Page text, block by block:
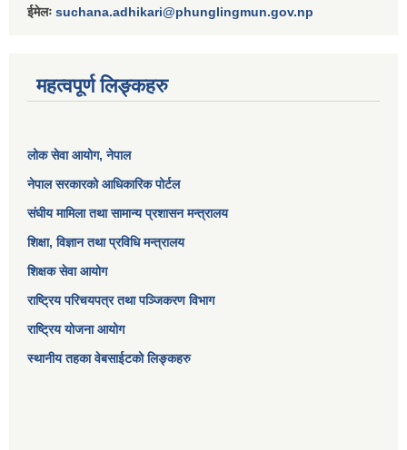
ईमेलः suchana.adhikari@phunglingmun.gov.np
महत्वपूर्ण लिङ्कहरु
लोक सेवा आयोग, नेपाल
नेपाल सरकारको आधिकारिक पोर्टल
संघीय मामिला तथा सामान्य प्रशासन मन्त्रालय
शिक्षा, विज्ञान तथा प्रविधि मन्त्रालय
शिक्षक सेवा आयोग
राष्ट्रिय परिचयपत्र तथा पञ्जिकरण विभाग
राष्ट्रिय योजना आयोग
स्थानीय तहका वेबसाईटको लिङ्कहरु